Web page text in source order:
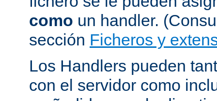
como un handler.
sección Ficheros y
Los Handlers pueden
con el servidor como